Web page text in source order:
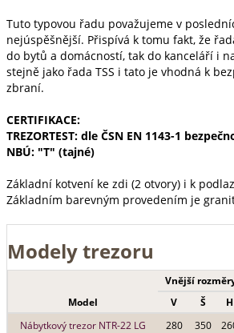
Tuto typovou řadu považujeme v
nejúspěšnější. Přispívá k tomu fakt, že
do bytů a domácností, tak do kanceláří i
stejně jako řada TSS i tato je vhodná k
zbraní.
CERTIFIKACE:
TREZORTEST: dle ČSN EN 1143-1
NBÚ: "T" (tajné)
Základní kotvení ke zdi (2 otvory) i k
Základním barevným provedením je
Modely trezoru
Model
Vnější
V
Š H
Nábytkový trezor NTR-22 LG
280 350